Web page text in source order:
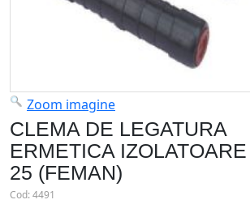
Zoom imagine
CLEMA DE LEGATURA
ERMETICA
25 (FEMAN)
Cod:4491